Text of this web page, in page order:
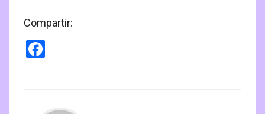
Compartir: